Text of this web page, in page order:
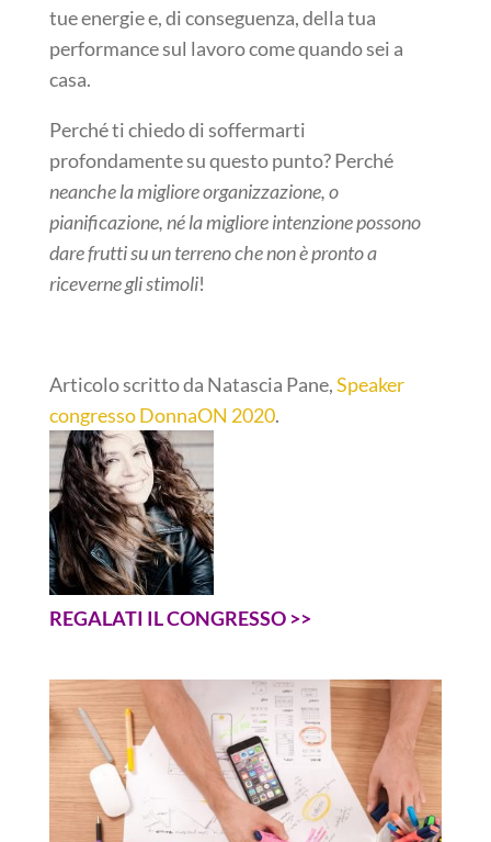
tue energie e, di conseguenza, della tua
performance sul lavoro come quando sei a
casa.
Perché ti chiedo di soffermarti
profondamente su questo punto? Perché
neanche la migliore organizzazione, o
pianificazione, né la migliore intenzione possono
dare frutti su un terreno che non è pronto a
riceverne gli stimoli!
Articolo scritto da Natascia Pane,Speaker
congresso DonnaON 2020.
REGALATI IL CONGRESSO >>